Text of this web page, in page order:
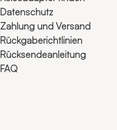
Datenschutz
Zahlung und Versand
Rückgaberichtlinien
Rücksendeanleitung
FAQ